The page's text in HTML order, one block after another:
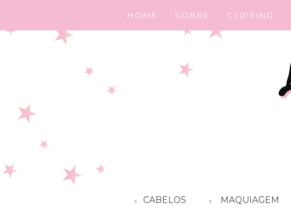
HOME SOBRE CLIPPING
CABELOS MAQUIAGEM